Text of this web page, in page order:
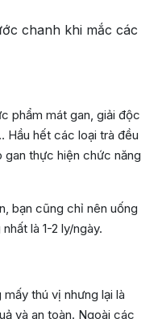
chanh khi mắc các
phẩm mát gan, giải độc
Hầu hết các loại trà đều
gan thực hiện chức năng
bạn cũng chỉ nên uống
là 1-2 ly/ngày.
thú vị nhưng lại là
và an toàn. Ngoài các